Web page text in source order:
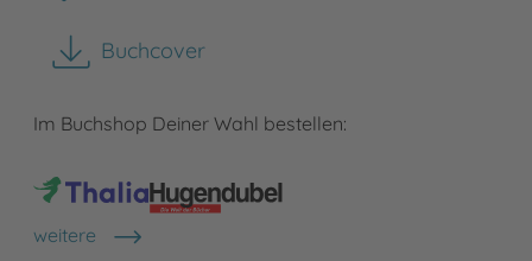
Buchcover
herunterladen
Im Buchshop Deiner Wahl bestellen:
weitere
Shops anzeigen